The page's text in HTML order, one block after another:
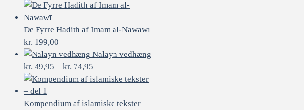
De Fyrre Hadith af Imam al-Nawawī
kr. 199,00
Nalayn vedhæng
kr. 49,95 – kr. 74,95
kr. 49,95
kr. 74,95
Kompendium af islamiske tekster –